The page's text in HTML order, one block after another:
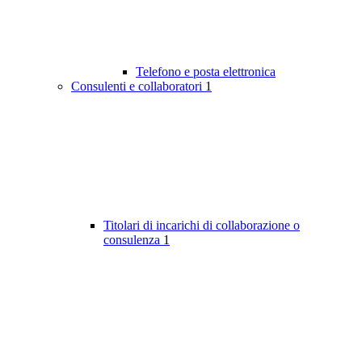
Telefono e posta elettronica
Consulenti e collaboratori 1
Titolari di incarichi di collaborazione o
consulenza 1